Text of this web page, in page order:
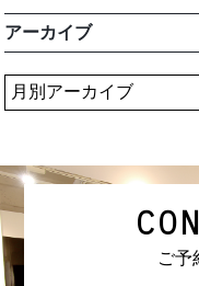
アーカイブ
ご予